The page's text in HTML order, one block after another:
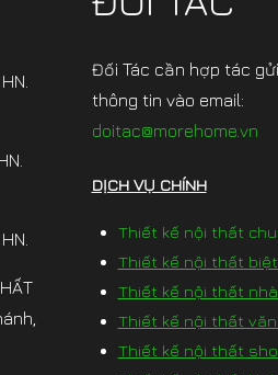
Đối Tác cần hợp tác
thông tin vào email:
doitac@morehome.vn
DỊCH VỤ CHÍNH
Thiết kế nội thất
Thiết kế nội thất
Thiết kế nội thất
Thiết kế nội thất
Thiết kế nội thất